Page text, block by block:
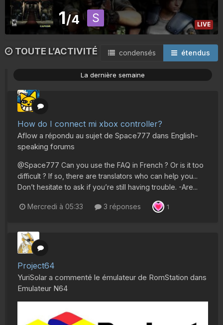
1/4 LIVE
condensés étendus
TOUTE L’ACTIVITÉ
La dernière semaine
How do I connect mi xbox controller?
Aflow a répondu au sujet de Space777 dans English-
speaking forums
@Space777 Can you use the FAQ in French ? Or is it too
difficult ? If so, there are translators who can help you...
Don’t hesitate to ask if you’re still having trouble. -Are...
Mercredi à 05:33 3 réponses 1
Project64
YuriSolar a commenté le émulateur de RomStation dans
Emulateur N64